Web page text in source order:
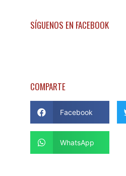
SÍGUENOS EN FACEBOOK
COMPARTE
Facebook
WhatsApp